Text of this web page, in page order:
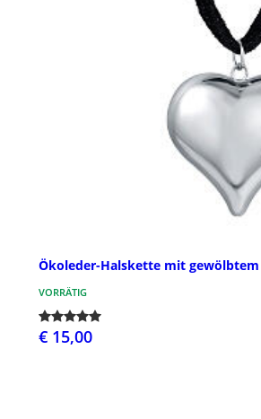
Ökoleder-Halskette mit gewölbtem
VORRÄTIG
€ 15,00